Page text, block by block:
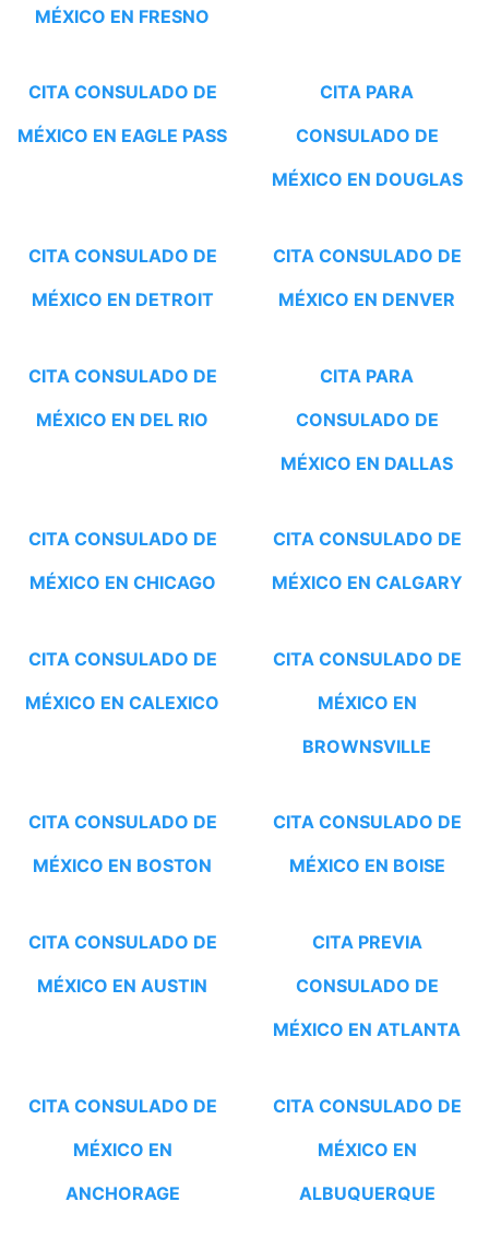
MÉXICO EN FRESNO
CITA CONSULADO DE
MÉXICO EN EAGLE PASS
CITA PARA
CONSULADO DE
MÉXICO EN DOUGLAS
CITA CONSULADO DE
MÉXICO EN DETROIT
CITA CONSULADO DE
MÉXICO EN DENVER
CITA CONSULADO DE
MÉXICO EN DEL RIO
CITA PARA
CONSULADO DE
MÉXICO EN DALLAS
CITA CONSULADO DE
MÉXICO EN CHICAGO
CITA CONSULADO DE
MÉXICO EN CALGARY
CITA CONSULADO DE
MÉXICO EN CALEXICO
CITA CONSULADO DE
MÉXICO EN
BROWNSVILLE
CITA CONSULADO DE
MÉXICO EN BOSTON
CITA CONSULADO DE
MÉXICO EN BOISE
CITA CONSULADO DE
MÉXICO EN AUSTIN
CITA PREVIA
CONSULADO DE
MÉXICO EN ATLANTA
CITA CONSULADO DE
MÉXICO EN
ANCHORAGE
CITA CONSULADO DE
MÉXICO EN
ALBUQUERQUE